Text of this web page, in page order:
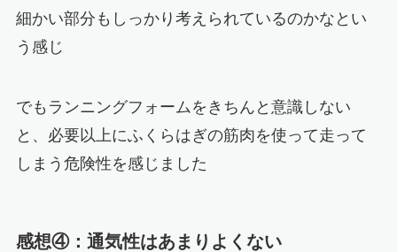
細かい部分もしっかり考えられているのかなとい
う感じ
でもランニングフォームをきちんと意識しない
と、必要以上にふくらはぎの筋肉を使って走って
しまう危険性を感じました
感想④：通気性はあまりよくない